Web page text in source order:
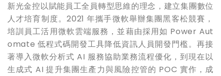
新光金控以賦能員工全員轉型思維的理念，建立集團數位
人才培育制度。2021 年攜手微軟舉辦集團黑客松競賽，
培訓員工活用微軟雲端服務，並藉由採用如 Power Aut
omate 低程式碼開發工具降低資訊人員開發門檻。再接
著導入微軟分析式 AI 服務協助業務流程優化，到現在以
生成式 AI 提升集團生產力與風險控管的 POC 實作，成